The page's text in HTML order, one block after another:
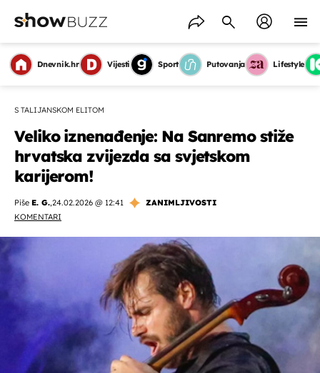
Dnevnik.hr Vijesti Sport Putovanja Lifestyle
S TALIJANSKOM ELITOM
Veliko iznenađenje: Na Sanremo stiže
hrvatska zvijezda sa svjetskom
karijerom!
Piše E. G.,24.02.2026 @ 12:41
ZANIMLJIVOSTI
KOMENTARI
OMOGUĆI OBAVIJESTI